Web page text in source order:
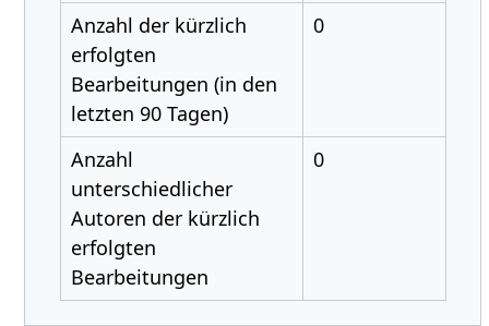
Anzahl der kürzlich
erfolgten
Bearbeitungen (in den
letzten 90 Tagen)
0
Anzahl
unterschiedlicher
Autoren der kürzlich
erfolgten
Bearbeitungen
0